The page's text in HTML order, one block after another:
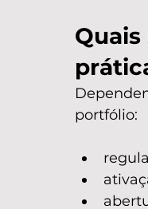
portfólio: